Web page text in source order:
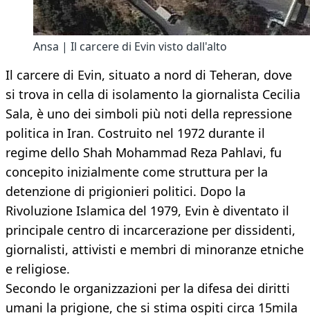
Ansa | Il carcere di Evin visto dall'alto
Il carcere di Evin, situato a nord di Teheran, dove
si trova in cella di isolamento la giornalista Cecilia
Sala, è uno dei simboli più noti della repressione
politica in Iran. Costruito nel 1972 durante il
regime dello Shah Mohammad Reza Pahlavi, fu
concepito inizialmente come struttura per la
detenzione di prigionieri politici. Dopo la
Rivoluzione Islamica del 1979, Evin è diventato il
principale centro di incarcerazione per dissidenti,
giornalisti, attivisti e membri di minoranze etniche
e religiose.
Secondo le organizzazioni per la difesa dei diritti
umani la prigione, che si stima ospiti circa 15mila